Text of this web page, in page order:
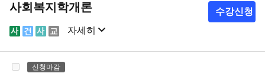
사회복지학개론
자세히
샘플강의 강의계획서
수강신청
신청마감